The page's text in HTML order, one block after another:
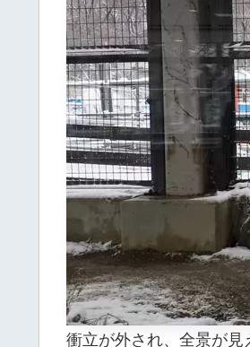
衝立が外され、全景が